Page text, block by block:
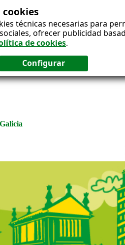
cookies
técnicas necesarias para
ofrecer publicidad
de cookies.